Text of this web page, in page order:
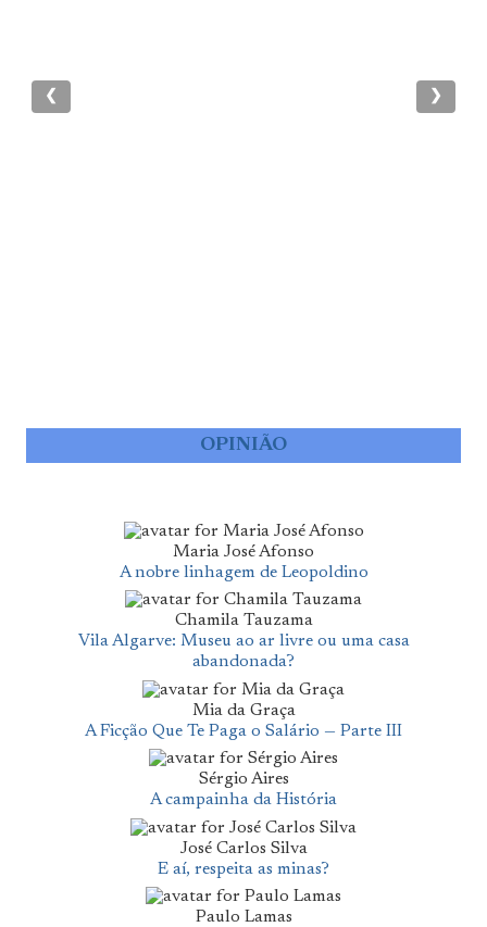
❮ ❯
OPINIÃO
Maria José Afonso
A nobre linhagem de Leopoldino
Chamila Tauzama
Vila Algarve: Museu ao ar livre ou uma casa
abandonada?
Mia da Graça
A Ficção Que Te Paga o Salário — Parte III
Sérgio Aires
A campainha da História
José Carlos Silva
E aí, respeita as minas?
Paulo Lamas